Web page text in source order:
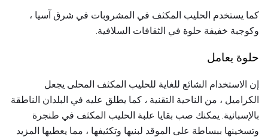
كما يستخدم الحليب المكثف في المشروبات في شرق آسيا ،
وكوجبة خفيفة حلوة في الثقافات السلافية.
حلوة يعامل
إن الاستخدام الشائع للغاية للحليب المكثف المحلى يجعل
الكراميل ، من الناحية التقنية ، كما يطلق عليه في البلدان الناطقة
بالإسبانية. يمكنك صب بقايا علبة الحليب المكثف في طنجرة
وتسخينها ببساطة على الموقد لبنيها وتكثيفها ، مما يعطيها المزيد